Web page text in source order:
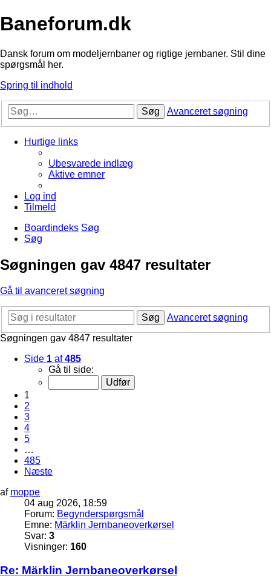
Baneforum.dk
Dansk forum om modeljernbaner og rigtige jernbaner. Stil dine
spørgsmål her.
Spring til indhold
Søg Avanceret søgning
Hurtige links
Ubesvarede indlæg
Aktive emner
Log ind
Tilmeld
Boardindeks Søg
Søg
Søgningen gav 4847 resultater
Gå til avanceret søgning
Søg
Avanceret søgning
Søgningen gav 4847 resultater
Side 1 af485
Gå til side:
1
2
3
4
5
…
485
Næste
af moppe
04 aug 2026, 18:59
Forum: Begynderspørgsmål
Emne: Märklin Jernbaneoverkørsel
Svar: 3
Visninger: 160
Re: Märklin Jernbaneoverkørsel